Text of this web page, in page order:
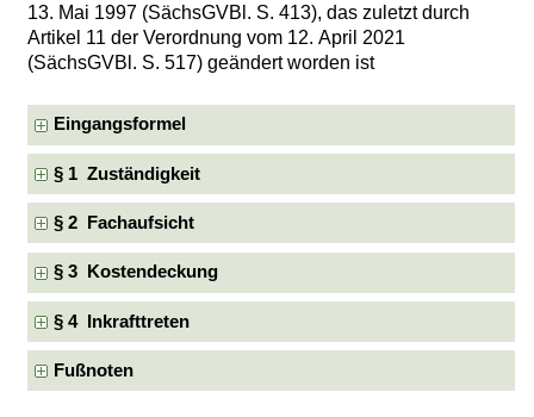
13. Mai 1997 (SächsGVBl. S. 413), das zuletzt durch
Artikel 11 der Verordnung vom 12. April 2021
(SächsGVBl. S. 517) geändert worden ist
Eingangsformel
§ 1 Zuständigkeit
§ 2 Fachaufsicht
§ 3 Kostendeckung
§ 4 Inkrafttreten
Fußnoten